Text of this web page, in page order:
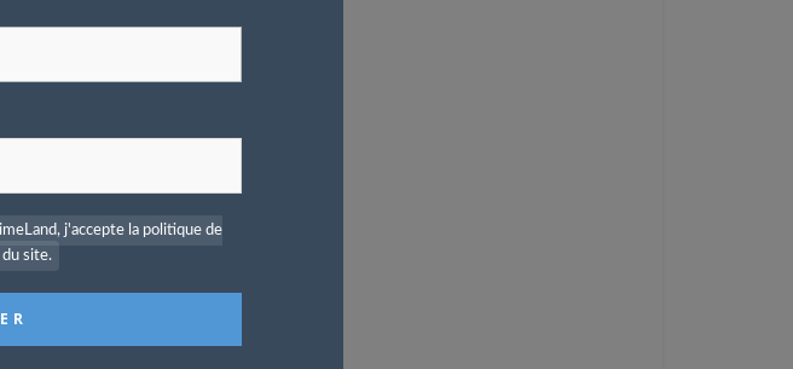
10, 11, 15 et 16,
en duo avec Kazuma,
, elle a été mise
j'accepte la politique de
site.